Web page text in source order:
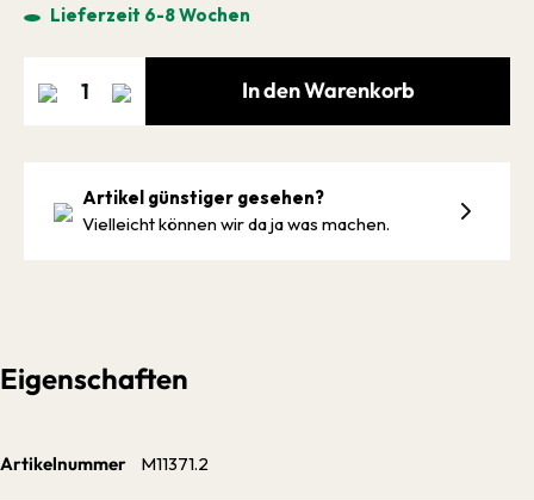
Lieferzeit 6-8 Wochen
In den Warenkorb
Artikel günstiger gesehen?
Vielleicht können wir da ja was machen.
Eigenschaften
Artikelnummer M11371.2